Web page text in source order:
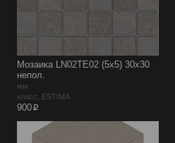
Мозаика LN02TE02 (5х5) 30x30
непол.
мм
класс, ESTIMA
900p